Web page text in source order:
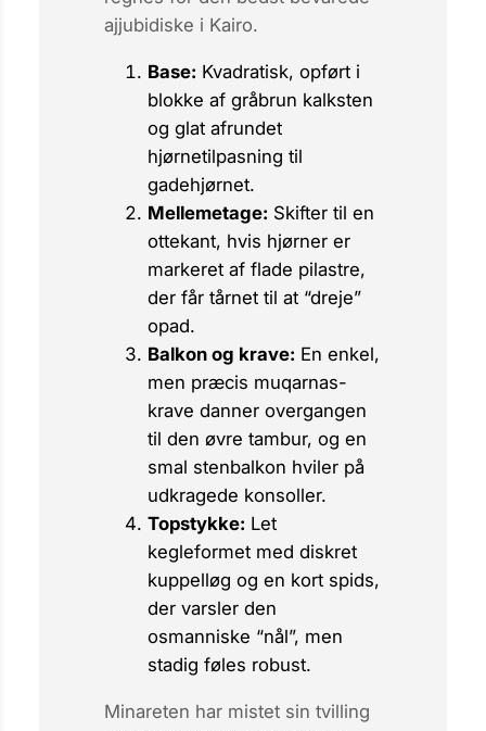
ajjubidiske i Kairo.
Base: Kvadratisk, opført i
blokke af gråbrun kalksten
og glat afrundet
hjørnetilpasning til
gadehjørnet.
Mellemetage: Skifter til en
ottekant, hvis hjørner er
markeret af flade pilastre,
der får tårnet til at “dreje”
opad.
Balkon og krave: En enkel,
men præcis muqarnas-
krave danner overgangen
til den øvre tambur, og en
smal stenbalkon hviler på
udkragede konsoller.
Topstykke: Let
kegleformet med diskret
kuppelløg og en kort spids,
der varsler den
osmanniske “nål”, men
stadig føles robust.
Minareten har mistet sin tvilling